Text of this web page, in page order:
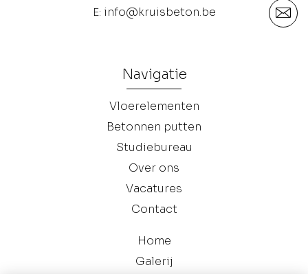
E: info@kruisbeton.be
Navigatie
Vloerelementen
Betonnen putten
Studiebureau
Over ons
Vacatures
Contact
Home
Galerij